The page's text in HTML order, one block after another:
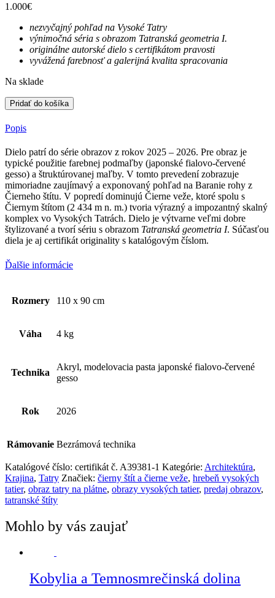
1.000€
nezvyčajný pohľad na Vysoké Tatry
výnimočná séria s obrazom Tatranská geometria I.
originálne autorské dielo s certifikátom pravosti
vyvážená farebnosť a galerijná kvalita spracovania
Na sklade
Pridať do košíka
Popis
Dielo patrí do série obrazov z rokov 2025 – 2026. Pre obraz je
typické použitie farebnej podmaľby (japonské fialovo-červené
gesso) a štruktúrovanej maľby. V tomto prevedení zobrazuje
mimoriadne zaujímavý a exponovaný pohľad na Baranie rohy z
Čierneho štítu. V popredí dominujú Čierne veže, ktoré spolu s
Čiernym štítom (2 434 m n. m.) tvoria výrazný a impozantný skalný
komplex vo Vysokých Tatrách. Dielo je výtvarne veľmi dobre
štylizované a tvorí sériu s obrazom Tatranská geometria I. Súčasťou
diela je aj certifikát originality s katalógovým číslom.
Ďalšie informácie
Rozmery 110 x 90 cm
Váha 4 kg
Technika
Akryl, modelovacia pasta japonské fialovo-červené
gesso
Rok 2026
Rámovanie Bezrámová technika
Katalógové číslo: certifikát č. A39381-1 Kategórie: Architektúra,
Krajina, Tatry Značiek: čierny štít a čierne veže, hrebeň vysokých
tatier, obraz tatry na plátne, obrazy vysokých tatier, predaj obrazov,
tatranské štíty
Mohlo by vás zaujať
Kobylia a Temnosmrečinská dolina